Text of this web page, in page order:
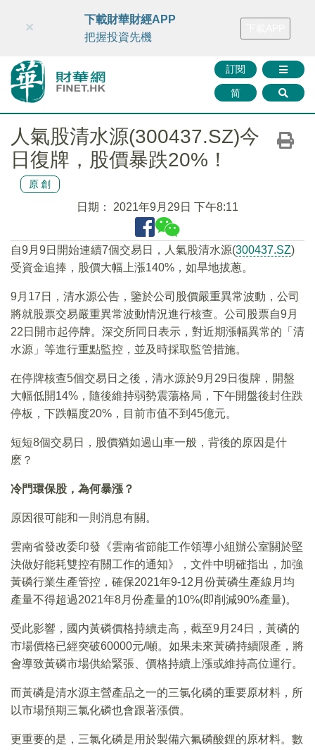
財華智庫網 FINTV FINMETA 財華證券 媒體矩陣
訂閱
简
×
下載財華財經APP
把握投資先機
人氣股清水源(300437.SZ)今
日復牌，股價暴跌20%！
原創
日期： 2021年9月29日 下午8:11
自9月9日開始連續7個交易日，人氣股清水源(300437.SZ)
受資金追捧，股價大幅上漲140%，如旱地拔蔥。
9月17日，清水源公告，鑒於公司股價嚴重異常波動，公司
將就股票交易嚴重異常波動情況進行核查。公司股票自9月
22日開市起停牌。深交所同日表示，對近期漲幅異常的「清
水源」等進行重點監控，並及時採取監管措施。
在停牌核查5個交易日之後，清水源於9月29日復牌，開盤
大幅低開14%，隨後維持弱勢震蕩格局，下午開盤後封住跌
停板，下跌幅度20%，目前市值不到45億元。
短短8個交易日，股價猶如過山車一般，背後的原因是什
麽？
冷門環保股，為何暴漲？
原因很可能和一則消息有關。
雲南省發改委印發《雲南省節能工作領導小組辦公室關於堅
決做好能耗雙控有關工作的通知》，文件中明確指出，加強
黃磷行業生產管控，確保2021年9-12月份黃磷生產線月均
產量不得超過2021年8月份產量的10%(即削減90%產量)。
受此影響，國内黃磷價格持續走高，截至9月24日，黃磷的
市場價格已經突破60000元/噸。如果未來黃磷持續限產，將
會導致黃磷市場供給緊張、價格持續上漲或維持高位運行。
而黃磷是清水源主營產品之一的三氯化磷的重要原材料，所
以市場預期三氯化磷也會跟著漲價。
更重要的是，三氯化磷是用於製備六氟磷酸鋰的原材料。數